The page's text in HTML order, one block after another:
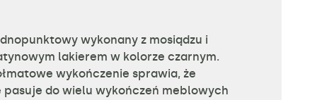
wykonany z mosiądzu i
lakierem w kolorze czarnym.
wykończenie sprawia, że
pasuje do wielu wykończeń meblowych